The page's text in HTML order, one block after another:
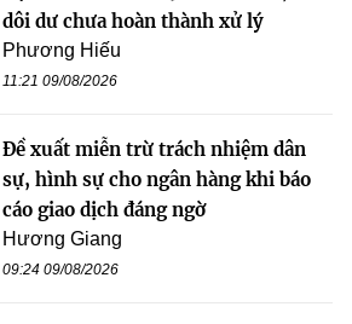
dôi dư chưa hoàn thành xử lý
Phương Hiếu
11:21 09/08/2026
Đề xuất miễn trừ trách nhiệm dân
sự, hình sự cho ngân hàng khi báo
cáo giao dịch đáng ngờ
Hương Giang
09:24 09/08/2026